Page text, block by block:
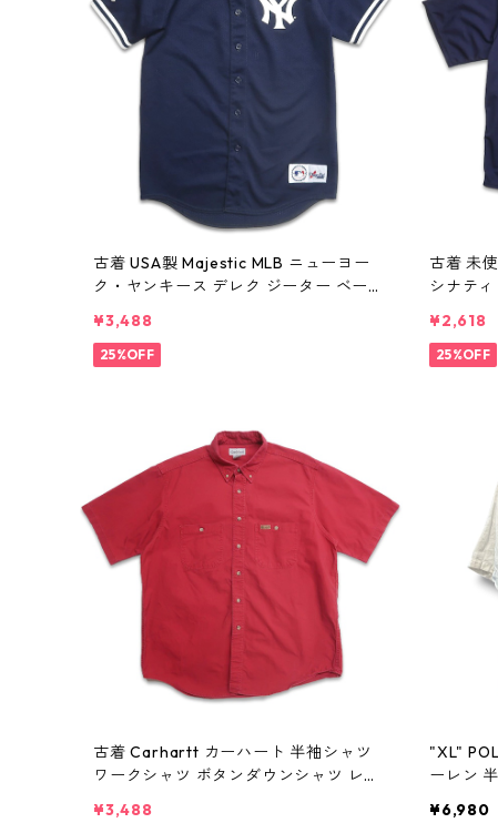
古着 USA製 Majestic MLB ニューヨー
ク・ヤンキース デレク ジーター ベース
0382n w60805
¥3,488
25%OFF
古着 未
シナテ
5
¥2,618
25%OFF
古着 Carhartt カーハート 半袖シャツ
ワークシャツ ボタンダウンシャツ レッ
¥3,488
"XL"
ーレン
¥6,980